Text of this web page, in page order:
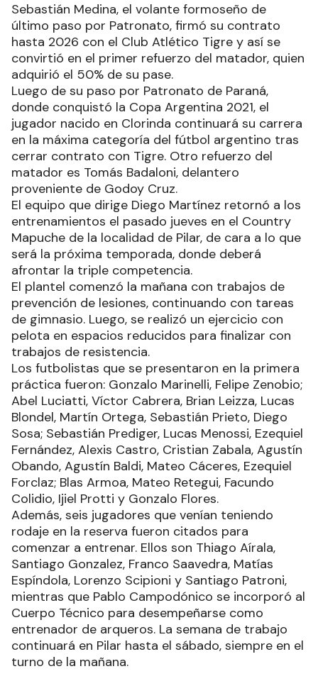
Sebastián Medina, el volante formoseño de
último paso por Patronato, firmó su contrato
hasta 2026 con el Club Atlético Tigre y así se
convirtió en el primer refuerzo del matador, quien
adquirió el 50% de su pase.
Luego de su paso por Patronato de Paraná,
donde conquistó la Copa Argentina 2021, el
jugador nacido en Clorinda continuará su carrera
en la máxima categoría del fútbol argentino tras
cerrar contrato con Tigre. Otro refuerzo del
matador es Tomás Badaloni, delantero
proveniente de Godoy Cruz.
El equipo que dirige Diego Martínez retornó a los
entrenamientos el pasado jueves en el Country
Mapuche de la localidad de Pilar, de cara a lo que
será la próxima temporada, donde deberá
afrontar la triple competencia.
El plantel comenzó la mañana con trabajos de
prevención de lesiones, continuando con tareas
de gimnasio. Luego, se realizó un ejercicio con
pelota en espacios reducidos para finalizar con
trabajos de resistencia.
Los futbolistas que se presentaron en la primera
práctica fueron: Gonzalo Marinelli, Felipe Zenobio;
Abel Luciatti, Víctor Cabrera, Brian Leizza, Lucas
Blondel, Martín Ortega, Sebastián Prieto, Diego
Sosa; Sebastián Prediger, Lucas Menossi, Ezequiel
Fernández, Alexis Castro, Cristian Zabala, Agustín
Obando, Agustín Baldi, Mateo Cáceres, Ezequiel
Forclaz; Blas Armoa, Mateo Retegui, Facundo
Colidio, Ijiel Protti y Gonzalo Flores.
Además, seis jugadores que venían teniendo
rodaje en la reserva fueron citados para
comenzar a entrenar. Ellos son Thiago Aírala,
Santiago Gonzalez, Franco Saavedra, Matías
Espíndola, Lorenzo Scipioni y Santiago Patroni,
mientras que Pablo Campodónico se incorporó al
Cuerpo Técnico para desempeñarse como
entrenador de arqueros. La semana de trabajo
continuará en Pilar hasta el sábado, siempre en el
turno de la mañana.